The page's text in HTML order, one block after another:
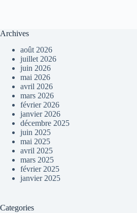
Archives
août 2026
juillet 2026
juin 2026
mai 2026
avril 2026
mars 2026
février 2026
janvier 2026
décembre 2025
juin 2025
mai 2025
avril 2025
mars 2025
février 2025
janvier 2025
Categories